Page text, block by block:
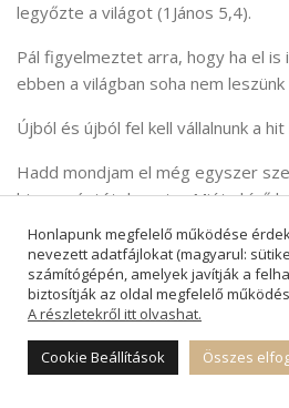
legyőzte a világot (1János 5,4).
Pál figyelmeztet arra, hogy ha el is
ebben a világban soha nem
Újból és újból fel kell vállalnunk a
Hadd mondjam el még egyszer
bizonyságtételemet: – Mióta hívő
könnyebb lett, hanem nehezebb
mert magasabb a mérce, és
felelősségbe, ami ránk, hívő
szeretném letenni ezt a
újból és újból alázattal le kell
Honlapunk megfelelő működése
nevezett adatfájlokat (magyarul:
számítógépén, amelyek javítják a
biztosítják az oldal megfelelő
A részletekről itt olvashat.
Cookie Beállítások Összes